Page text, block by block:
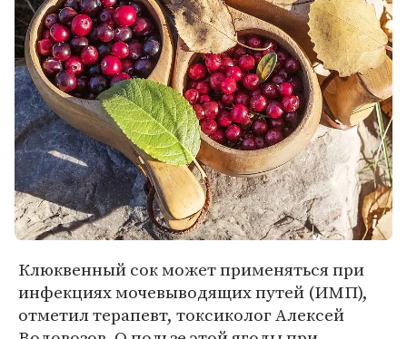
Клюквенный сок может применяться при
инфекциях мочевыводящих путей (ИМП),
отметил терапевт, токсиколог Алексей